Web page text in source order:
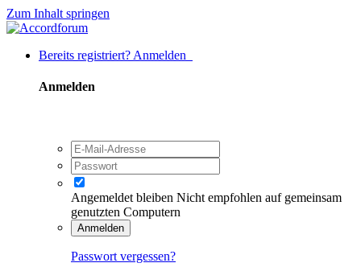
Zum Inhalt springen
Bereits registriert? Anmelden
Anmelden
Angemeldet bleiben Nicht empfohlen auf gemeinsam
genutzten Computern
Anmelden
Passwort vergessen?